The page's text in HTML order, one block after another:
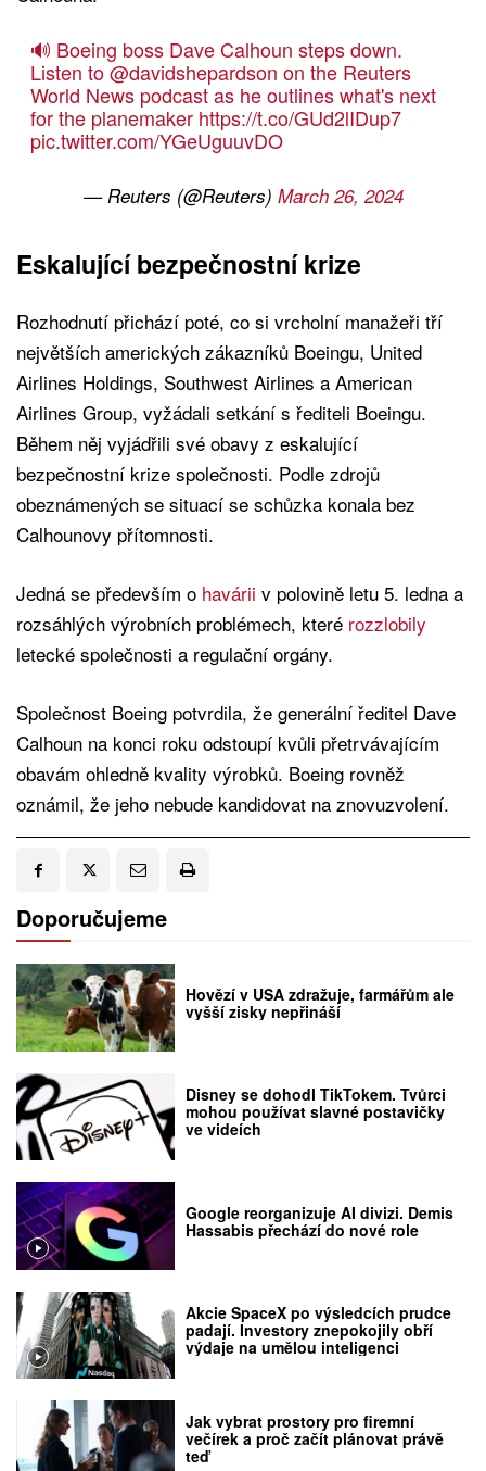
🔊 Boeing boss Dave Calhoun steps down.
Listen to@davidshepardson on the Reuters
World News podcast as he outlines what's next
for the planemaker https://t.co/GUd2lIDup7
pic.twitter.com/YGeUguuvDO
— Reuters (@Reuters) March 26, 2024
Eskalující bezpečnostní krize
Rozhodnutí přichází poté, co si vrcholní manažeři tří
největších amerických zákazníků Boeingu, United
Airlines Holdings, Southwest Airlines a American
Airlines Group, vyžádali setkání s řediteli Boeingu.
Během něj vyjádřili své obavy z eskalující
bezpečnostní krize společnosti. Podle zdrojů
obeznámených se situací se schůzka konala bez
Calhounovy přítomnosti.
Jedná se především o havárii v polovině letu 5. ledna a
rozsáhlých výrobních problémech, které rozzlobily
letecké společnosti a regulační orgány.
Společnost Boeing potvrdila, že generální ředitel Dave
Calhoun na konci roku odstoupí kvůli přetrvávajícím
obavám ohledně kvality výrobků. Boeing rovněž
oznámil, že jeho nebude kandidovat na znovuzvolení.
Doporučujeme
Hovězí v USA zdražuje, farmářům ale
vyšší zisky nepřináší
Disney se dohodl TikTokem. Tvůrci
mohou používat slavné postavičky
ve videích
Google reorganizuje AI divizi. Demis
Hassabis přechází do nové role
Akcie SpaceX po výsledcích prudce
padají. Investory znepokojily obří
výdaje na umělou inteligenci
Jak vybrat prostory pro firemní
večírek a proč začít plánovat právě
teď